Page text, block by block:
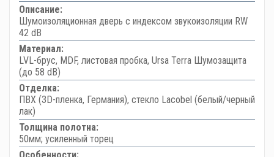
Описание:
Шумоизоляционная дверь с индексом звукоизоляции RW
42 dB
Материал:
LVL-брус, MDF, листовая пробка, Ursa Terra Шумозащита
(до 58 dB)
Отделка:
ПВХ (3D-пленка, Германия), стекло Lacobel (белый/черный
лак)
Толщина полотна:
50мм; усиленный торец